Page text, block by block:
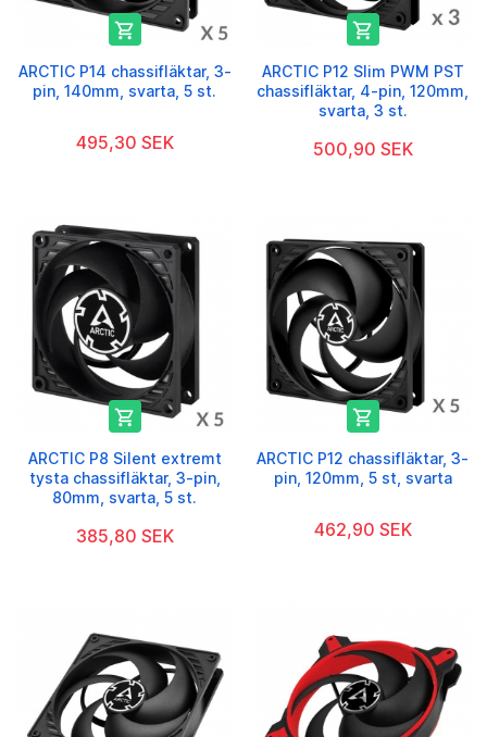

ARCTIC P14 chassifläktar, 3-
pin, 140mm, svarta, 5 st.
495,30 SEK

ARCTIC P12 Slim PWM PST
chassifläktar, 4-pin, 120mm,
svarta, 3 st.
500,90 SEK

ARCTIC P8 Silent extremt
tysta chassifläktar, 3-pin,
80mm, svarta, 5 st.
385,80 SEK

ARCTIC P12 chassifläktar, 3-
pin, 120mm, 5 st, svarta
462,90 SEK